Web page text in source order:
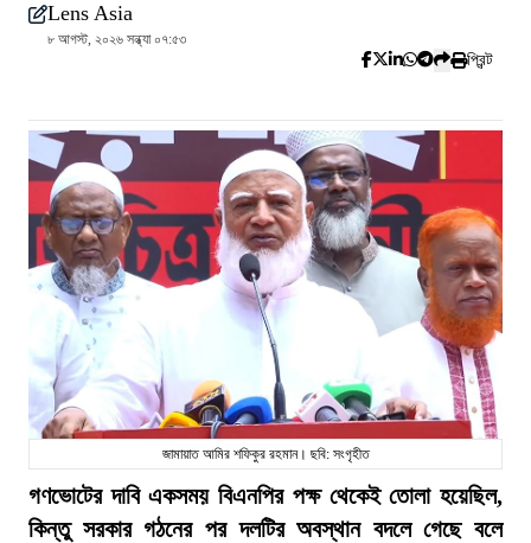
Lens Asia
৮ আগস্ট, ২০২৬ সন্ধ্যা ০৭:৫৩
প্রিন্ট
জামায়াত আমির শফিকুর রহমান। ছবি: সংগৃহীত
গণভোটের দাবি একসময় বিএনপির পক্ষ থেকেই তোলা হয়েছিল,
কিন্তু সরকার গঠনের পর দলটির অবস্থান বদলে গেছে বলে